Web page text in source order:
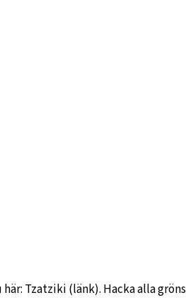
Tzatziki (länk). Hacka alla